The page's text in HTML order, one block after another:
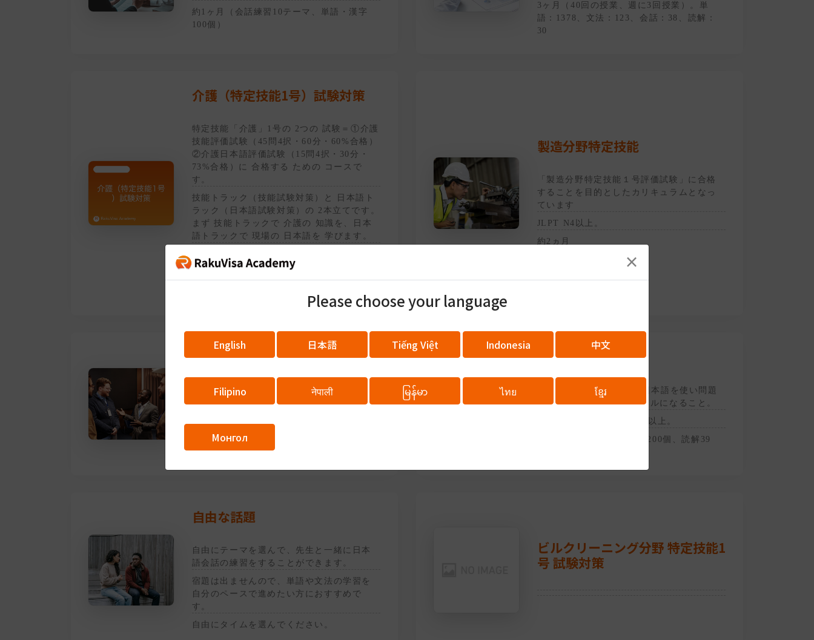
約1ヶ月（会話練習10テーマ、単語・漢字
100個）
3ヶ月（40回の授業、週に3回授業）。単
語：1378、文法：123、会話：38、読解：
30
介護（特定技能1号）試験対策
特定技能「介護」1号の 2つの 試験＝①介護
技能評価試験（45問4択・60分・60%合格）
②介護日本語評価試験（15問4択・30分・
73%合格）に 合格する ための コースで
す。
技能トラック（技能試験対策）と 日本語ト
ラック（日本語試験対策）の 2本立てです。
まず 技能トラックで 介護の 知識を、日本
語トラックで 現場の 日本語を 学びます。
ム語・英語・インドネシア語）付き。各単
元＝単語→単語テスト→読解→確認テス
製造分野特定技能
「製造分野特定技能１号評価試験」に合格
することを目的としたカリキュラムとなっ
ています
JLPT N4以上。
約2ヵ月
ビジネス
日本の会社で働いていて日本人社員や取引
先とビジネス会話で問題なく意思疎通がで
JOTでB1以上。JLPTでN2以上。
約1ヶ月程度
IT
日本のIT企業で仕事上で日本語を使い問題
なく意思疎通が図れるレベルになること。
JOTでB1以上。JLPTでN2以上。
約3ヶ月（会話24回、単語200個、読解39
自由な話題
自由にテーマを選んで、先生と一緒に日本
語会話の練習をすることができます。
宿題は出ませんので、単語や文法の学習を
自分のペースで進めたい方におすすめで
す。
自由にタイムを選んでください。
ビルクリーニング分野 特定技能1
号 試験対策
×
Please choose your language
English 日本語 Tiếng Việt Indonesia 中文
Filipino नेपाली မြန်မာ ไทย ខ្មែរ
Монгол